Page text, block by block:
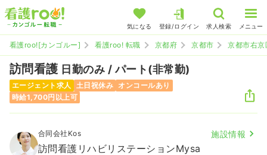
気になる 登録/ログイン 求人検索 メニュー
看護roo![カンゴルー] 看護roo! 転職 京都府 京都市 京都市右京
訪問看護 日勤のみ / パート(非常勤)
エージェント求人 土日祝休み オンコールあり
時給1,700円以上可
合同会社Kos 施設情報
訪問看護リハビリステーションMysa